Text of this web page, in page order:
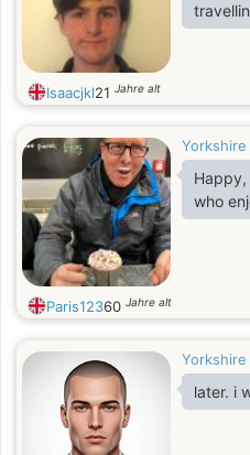
Isaacjkl21 Jahre alt
who
Paris12360 Jahre alt
later. i